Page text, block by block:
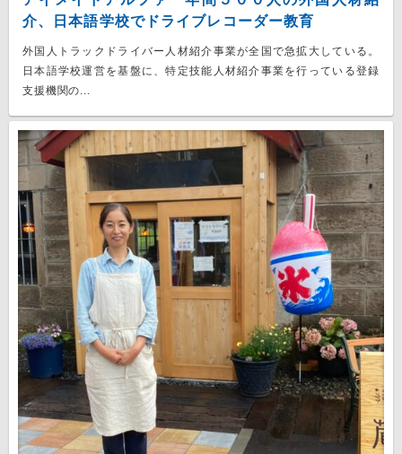
介、日本語学校でドライブレコーダー教育
外国人トラックドライバー人材紹介事業が全国で急拡大している。
日本語学校運営を基盤に、特定技能人材紹介事業を行っている登録
支援機関の...